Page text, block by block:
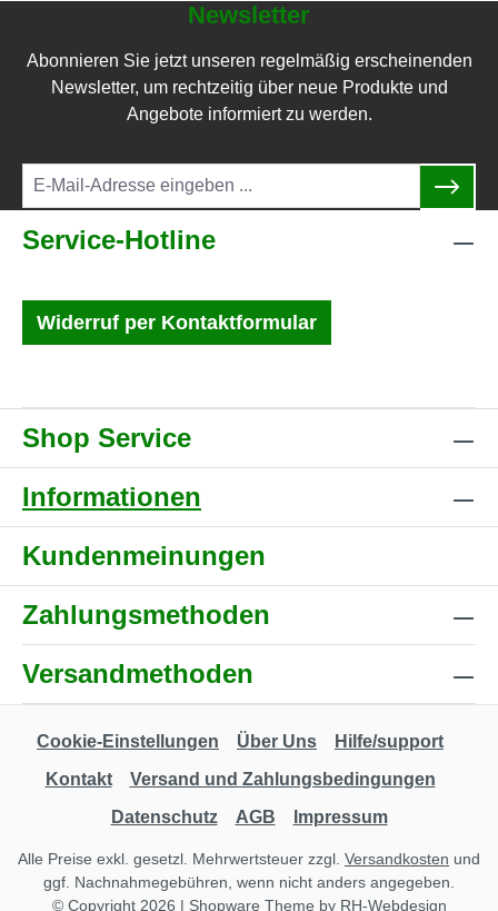
Newsletter
Abonnieren Sie jetzt unseren regelmäßig erscheinenden
Newsletter, um rechtzeitig über neue Produkte und
Angebote informiert zu werden.
Service-Hotline
Widerruf per Kontaktformular
Shop Service
Informationen
Kundenmeinungen
Zahlungsmethoden
Versandmethoden
Cookie-Einstellungen Über Uns
Hilfe/support
Kontakt
Versand und Zahlungsbedingungen
Datenschutz
AGB Impressum
Alle Preise exkl. gesetzl. Mehrwertsteuer zzgl. Versandkosten und
ggf. Nachnahmegebühren, wenn nicht anders angegeben.
© Copyright 2026 | Shopware Theme by RH-Webdesign